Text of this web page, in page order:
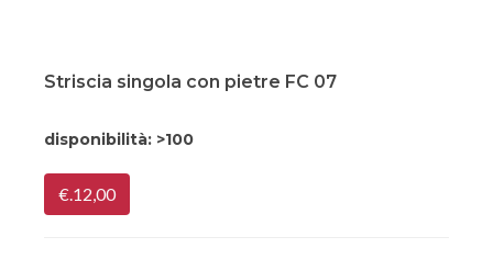
Striscia singola con pietre FC 07
disponibilità: >100
€.12,00